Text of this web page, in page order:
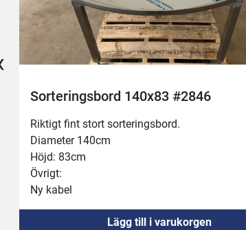
Sorteringsbord 140x83 #2846
Riktigt fint stort sorteringsbord.
Diameter 140cm
Höjd: 83cm
Övrigt:
Ny kabel
Ny 16A kontakt
Lägg till i varukorgen